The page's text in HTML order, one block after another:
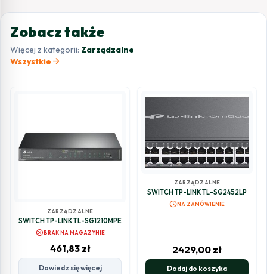
Zobacz także
Więcej z kategorii: Zarządzalne
Wszystkie arrow_forward
ZARZĄDZALNE
SWITCH TP-LINK TL-SG1210MPE
cancelBRAK NA MAGAZYNIE
461,83 zł
Dowiedz się więcej
ZARZĄDZALNE
SWITCH TP-LINK TL-SG2452LP
scheduleNA ZAMÓWIENIE
2429,00 zł
Dodaj do koszyka